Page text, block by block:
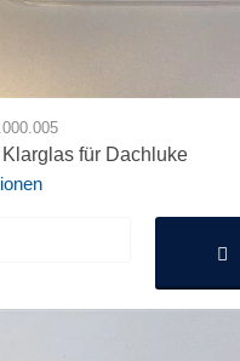
für Dachluke